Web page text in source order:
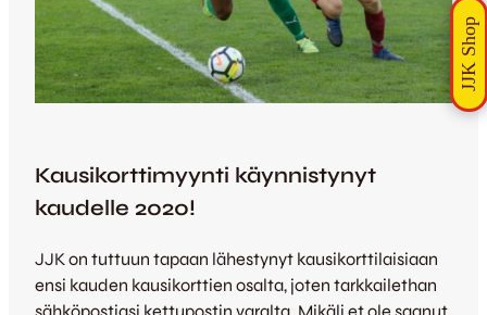
Kausikorttimyynti käynnistynyt
kaudelle 2020!
JJK on tuttuun tapaan lähestynyt kausikorttilaisiaan
ensi kauden kausikorttien osalta, joten tarkkailethan
sähköpostiasi kettupostin varalta. Mikäli et ole saanut